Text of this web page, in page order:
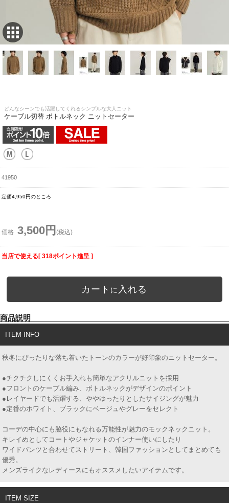
どんなシーンでも活躍してくれるシンプルな大人ニット
ケーブル切替 ボトルネック ニットセーター
41950
定価4,950円のところ
価格 3,500円 (税込)
当店で使える[ 318ポイント進呈 ]
カート に 入れる
商品説明
ITEM INFO
秋冬にぴったりな落ち着いたトーンのカラーが好印象のニットセーター。
●チクチクしにくくお手入れも簡単なアクリルニットを採用
●フロントのケーブル編み、ボトルネックがデザインのポイント
●レイヤードでも活躍する、ややゆったりとしたサイジングが魅力
●定番のホワイト、ブラックにベージュやグレーをセレクト
コーデの中心にも脇役にもなれる万能性が魅力のモックネックニット。
キレイめとしてコートやジャケットのインナー使いにしたり
ワイドパンツと合わせてストリート、韓国ファッションとしてまとめても
優秀。
メンズライクなレディースにもオススメしたいアイテムです。
ITEM SIZE